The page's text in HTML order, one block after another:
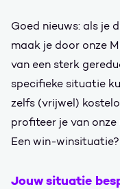
Goed nieuws: als je
maak je door onze
van een sterk
specifieke situatie
zelfs (vrijwel)
profiteer je van
Een win-
Jouw situatie